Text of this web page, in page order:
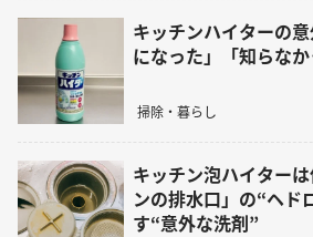
キッチンハイターの
になった」「知らなか
掃除・暮らし
キッチン泡ハイター
ンの排水口」の“ヘド
す“意外な洗剤”